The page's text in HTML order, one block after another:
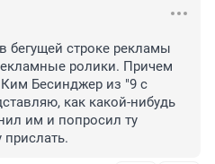
бегущей строке рекламы
ролики. Причем
Бесинджер из "9 с
как какой-нибудь
им и попросил ту